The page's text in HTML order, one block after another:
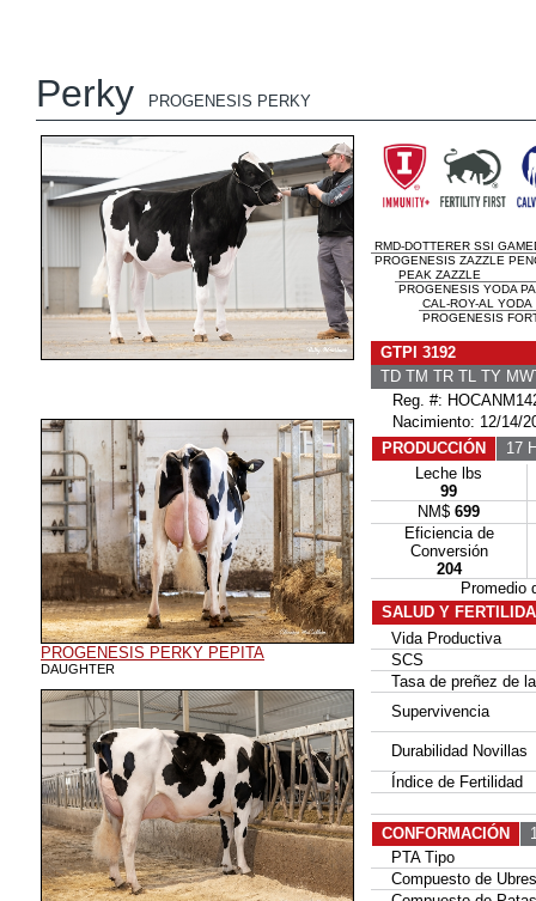
Perky PROGENESIS PERKY
PROGENESIS PERKY PEPITA
DAUGHTER
RMD-DOTTERER SSI
PROGENESIS ZAZZLE
PEAK ZAZZLE
PROGENESIS YODA
CAL-ROY-AL YODA
PROGENESIS
GTPI 3192
TD TM TR TL TY
Reg. #:
Nacimiento: 12/14/
PRODUCCIÓN
17
Leche lbs
99
NM$ 699
Eficiencia de
Conversión
204
SALUD Y
Vida Productiva
SCS
Tasa de preñez de
Supervivencia
Durabilidad Novillas
Índice de Fertilidad
CONFORMACIÓN
PTA Tipo
Compuesto de Ubres